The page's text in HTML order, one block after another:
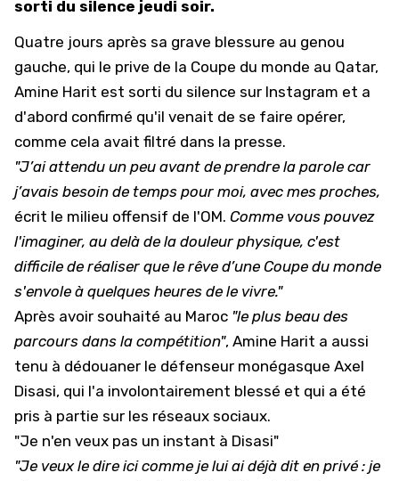
sorti du silence jeudi soir.
Quatre jours après sa grave blessure au genou
gauche, qui le prive de la Coupe du monde au Qatar,
Amine Harit est sorti du silence sur Instagram et a
d'abord confirmé qu'il venait de se faire opérer,
comme cela avait filtré dans la presse.
"J’ai attendu un peu avant de prendre la parole car
j’avais besoin de temps pour moi, avec mes proches,
écrit le milieu offensif de l'OM. Comme vous pouvez
l'imaginer, au delà de la douleur physique, c'est
difficile de réaliser que le rêve d’une Coupe du monde
s'envole à quelques heures de le vivre."
Après avoir souhaité au Maroc "le plus beau des
parcours dans la compétition", Amine Harit a aussi
tenu à dédouaner le défenseur monégasque Axel
Disasi, qui l'a involontairement blessé et qui a été
pris à partie sur les réseaux sociaux.
"Je n'en veux pas un instant à Disasi"
"Je veux le dire ici comme je lui ai déjà dit en privé : je